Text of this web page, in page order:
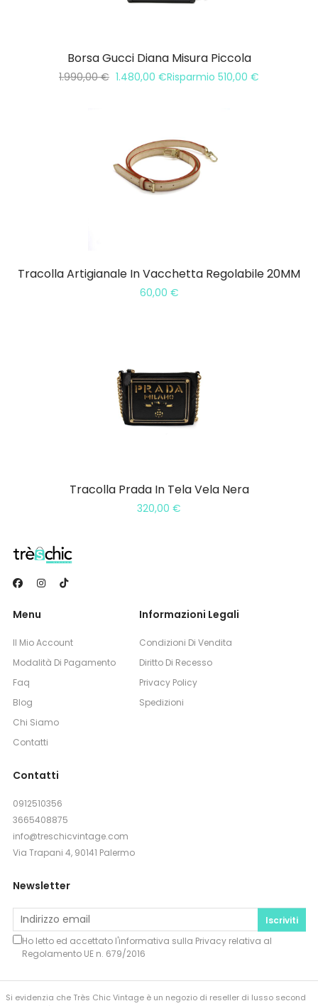
Borsa Gucci Diana Misura Piccola
1.990,00€ 1.480,00 €Risparmio 510,00 €
Tracolla Artigianale In Vacchetta Regolabile 20MM
60,00 €
Tracolla Prada In Tela Vela Nera
320,00 €
Menu
Il Mio Account
Modalità Di Pagamento
Faq
Blog
Chi Siamo
Contatti
Informazioni Legali
Condizioni Di Vendita
Diritto Di Recesso
Privacy Policy
Spedizioni
Contatti
0912510356
3665408875
info@treschicvintage.com
Via Trapani 4, 90141 Palermo
Newsletter
Iscriviti
Ho letto ed accettato l'informativa sulla Privacyrelativa al
Regolamento UE n. 679/2016
Si evidenzia che Très Chic Vintage è un negozio di reseller di lusso second